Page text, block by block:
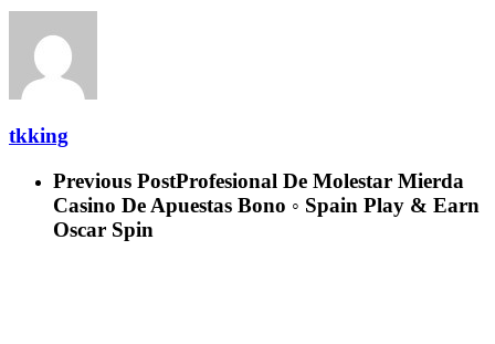
tkking
Previous PostProfesional De Molestar Mierda
Casino De Apuestas Bono ◦ Spain Play & Earn
Oscar Spin